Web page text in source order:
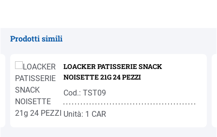
Prodotti simili
LOACKER PATISSERIE SNACK
NOISETTE 21G 24 PEZZI
Cod.: TST09
Unità: 1 CAR